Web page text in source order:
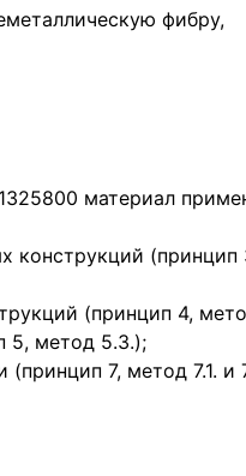
фибру,
материал
конструкций (принцип
(принцип 4,
5, метод 5.3.);
7, метод 7.1. и